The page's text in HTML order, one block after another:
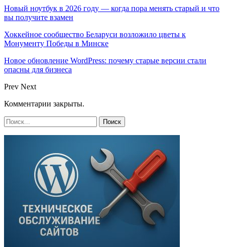
Новый ноутбук в 2026 году — когда пора менять старый и что
вы получите взамен
Хоккейное сообщество Беларуси возложило цветы к
Монументу Победы в Минске
Новое обновление WordPress: почему старые версии стали
опасны для бизнеса
Prev Next
Комментарии закрыты.